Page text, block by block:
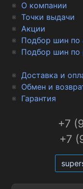
О компании
Точки выдачи
Акции
Подбор шин по
Подбор шин по
Доставка и
Обмен и
Гарантия
+7
+7